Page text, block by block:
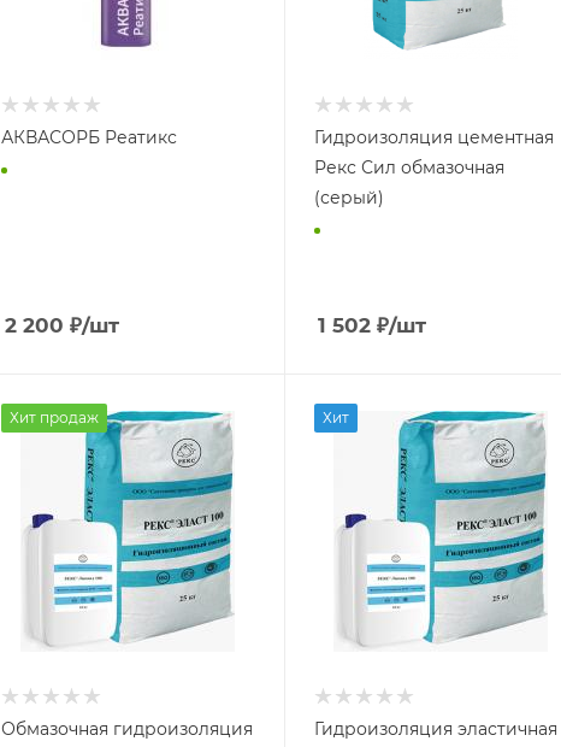
АКВАСОРБ Реатикс
2 200 ₽/шт
Гидроизоляция цементная
Рекс Сил обмазочная
(серый)
1 502₽/шт
Хит продаж
Обмазочная гидроизоляция
Хит
Гидроизоляция эластичная